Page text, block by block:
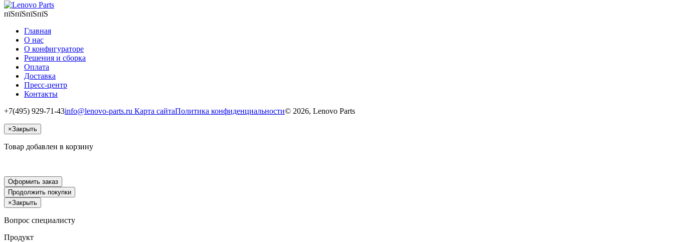
пїЅпїЅпїЅпїЅ
Главная
О нас
О конфигураторе
Решения и сборка
Оплата
Доставка
Пресс-центр
Контакты
+7(495) 929-71-43info@lenovo-parts.ru Карта сайтаПолитика конфиденциальности© 2026, Lenovo Parts
×Закрыть
Товар добавлен в корзину
Оформить заказ
Продолжить покупки
×Закрыть
Вопрос специалисту
Продукт